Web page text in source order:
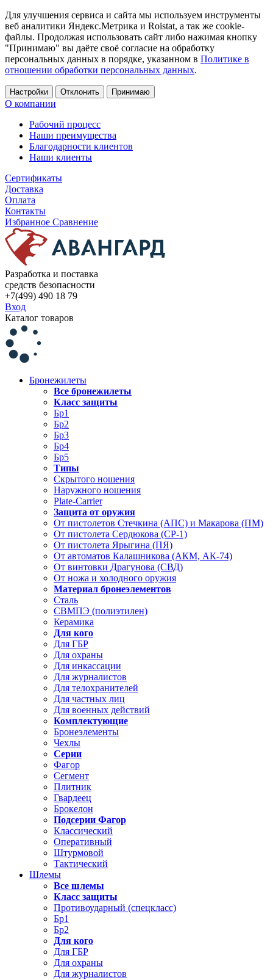
Для улучшения сервиса и сайта мы используем инструменты
веб аналитики Яндекс.Метрика и Roistat, а так же cookie-
файлы. Продолжая использовать сайт либо нажимая кнопку
"Принимаю" вы даёте своё согласие на обработку
персональных данных в порядке, указанном в Политике в
отношении обработки персональных данных.
Настройки Отклонить Принимаю
О компании
Рабочий процесс
Наши преимущества
Благодарности клиентов
Наши клиенты
Сертификаты
Доставка
Оплата
Контакты
Избранное Сравнение
Разработка и поставка
средств безопасности
+7(499) 490 18 79
Вход
Каталог товаров
Бронежилеты
Все бронежилеты
Класс защиты
Бр1
Бр2
Бр3
Бр4
Бр5
Типы
Скрытого ношения
Наружного ношения
Plate-Carrier
Защита от оружия
От пистолетов Стечкина (АПС) и Макарова (ПМ)
От пистолета Сердюкова (СР-1)
От пистолета Ярыгина (ПЯ)
От автоматов Калашникова (АКМ, АК-74)
От винтовки Драгунова (СВД)
От ножа и холодного оружия
Материал бронеэлементов
Сталь
СВМПЭ (полиэтилен)
Керамика
Для кого
Для ГБР
Для охраны
Для инкассации
Для журналистов
Для телохранителей
Для частных лиц
Для военных действий
Комплектующие
Бронеэлементы
Чехлы
Серии
Фагор
Сегмент
Плитник
Гвардеец
Брокелон
Подсерии Фагор
Классический
Оперативный
Штурмовой
Тактический
Шлемы
Все шлемы
Класс защиты
Противоударный (спецкласс)
Бр1
Бр2
Для кого
Для ГБР
Для охраны
Для журналистов